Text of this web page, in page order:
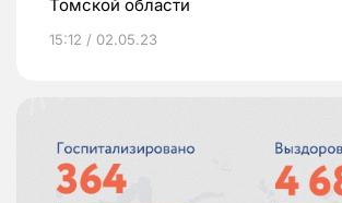
Томской области
15:12 / 02.05.23